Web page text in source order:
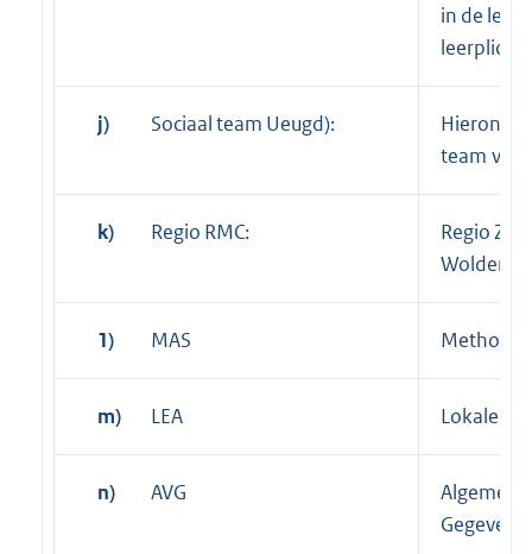
in de
j) Sociaal team Ueugd):
team van
k) Regio RMC:
Regio
Wolden,
1) MAS
m) LEA Lokale
n) AVG